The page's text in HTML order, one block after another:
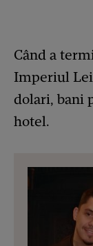
Când a
Imperiul
dolari, bani
hotel.